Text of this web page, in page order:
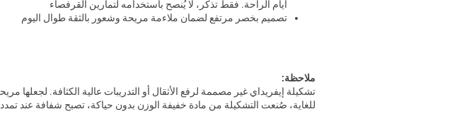
أيام الراحة. فقط تذكر، لا يُنصح باستخدامه لتمارين القرفصاء
تصميم بخصر مرتفع لضمان ملاءمة مريحة وشعور بالثقة طوال اليوم
ملاحظة:
تشكيلة إيفريداي غير مصممة لرفع الأثقال أو التدريبات عالية الكثافة. لجعلها
للغاية، صُنعت التشكيلة من مادة خفيفة الوزن بدون حياكة، تصبح شفافة عند